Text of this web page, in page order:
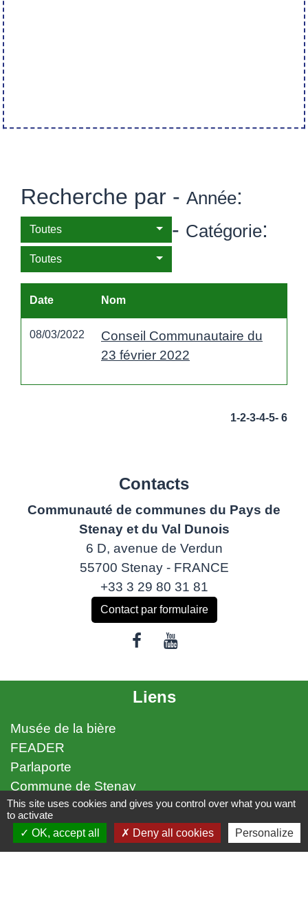
Recherche par - Année:
Toutes - Catégorie:
Toutes
Date Nom
08/03/2022
Conseil Communautaire du
23 février 2022
1-2-3-4-5- 6
Contacts
Communauté de communes du Pays de
Stenay et du Val Dunois
6 D, avenue de Verdun
55700 Stenay - FRANCE
+33 3 29 80 31 81
Contact par formulaire
Liens
Musée de la bière
FEADER
Parlaporte
Commune de Stenay
Mentions légales
Accessibilité Plan du site
This site uses cookies and gives you control over what you want
to activate
OK, accept all
Deny all cookies Personalize